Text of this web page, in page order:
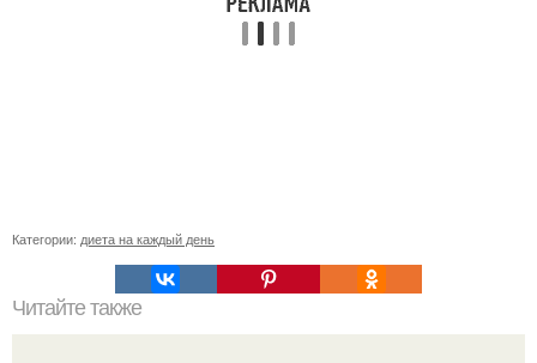
Категории: диета на каждый день
Читайте также